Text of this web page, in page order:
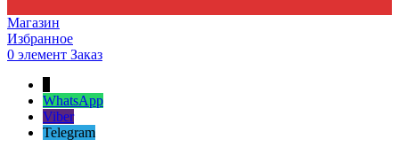
Магазин
Избранное
0 элемент Заказ
WhatsApp
Viber
Telegram